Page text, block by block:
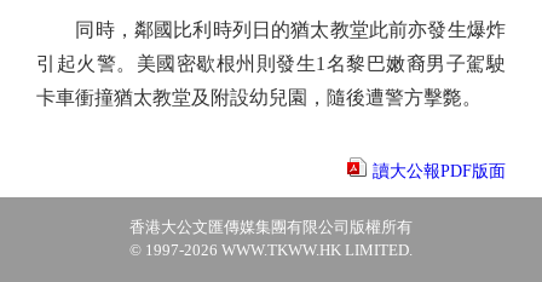
同時，鄰國比利時列日的猶太教堂此前亦發生爆炸
引起火警。美國密歇根州則發生1名黎巴嫩裔男子駕駛
卡車衝撞猶太教堂及附設幼兒園，隨後遭警方擊斃。
讀大公報PDF版面
香港大公文匯傳媒集團有限公司版權所有
© 1997-2026 WWW.TKWW.HK LIMITED.